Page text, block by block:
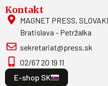
Kontakt
MAGNET PRESS,
Bratislava - Petržalka
sekretariat@press.sk
02/67 20 19 11
E-shop SK